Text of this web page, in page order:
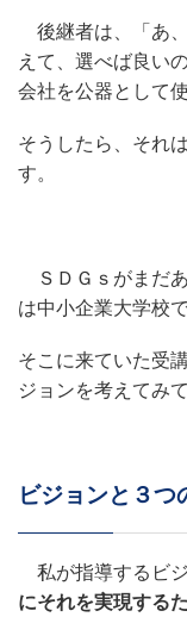
後継者は、「あ
えて、選べば良い
会社を公器として
そうしたら、それ
す。
ＳＤＧｓがまだ
は中小企業大学校
そこに来ていた受
ジョンを考えてみ
ビジョンと３つ
私が指導するビジ
にそれを実現する